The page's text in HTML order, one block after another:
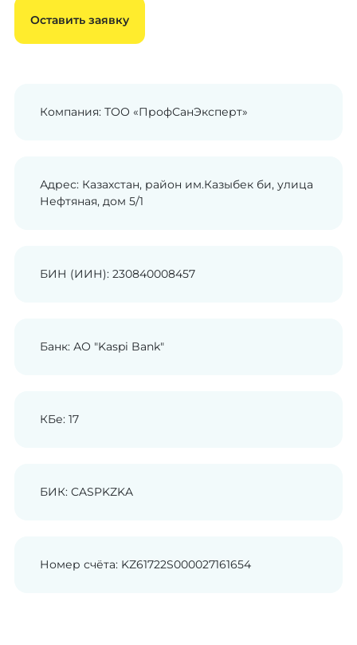
Оставить заявку
Компания: ТОО «ПрофСанЭксперт»
Адрес: Казахстан, район им.Казыбек би, улица
Нефтяная, дом 5/1
БИН (ИИН): 230840008457
Банк: АО "Kaspi Bank"
КБе: 17
БИК: CASPKZKA
Номер счёта: KZ61722S000027161654